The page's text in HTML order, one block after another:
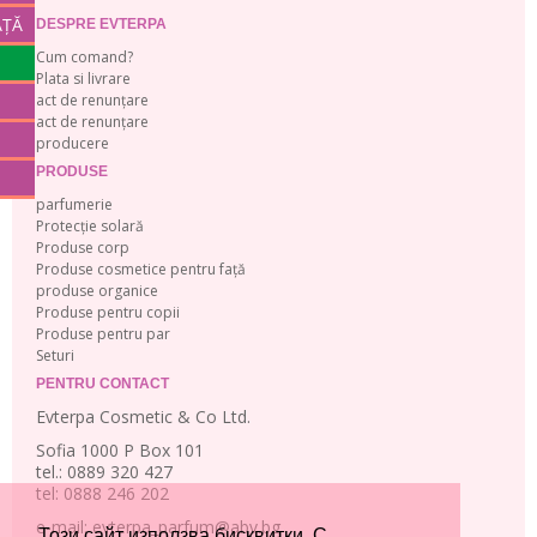
DESPRE EVTERPA
Cum comand?
Plata si livrare
act de renunțare
act de renunțare
producere
PRODUSE
parfumerie
Protecție solară
Produse corp
Produse cosmetice pentru față
produse organice
Produse pentru copii
Produse pentru par
Seturi
PENTRU CONTACT
Evterpa Cosmetic & Co Ltd.
Sofia 1000 P Box 101
tel.: 0889 320 427
tel: 0888 246 202
e-mail: evterpa_parfum@abv.bg